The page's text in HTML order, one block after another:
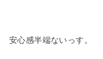
安心感半端ないっす。